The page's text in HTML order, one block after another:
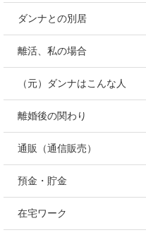
ダンナとの別居
離活、私の場合
（元）ダンナはこんな人
離婚後の関わり
通販（通信販売）
預金・貯金
在宅ワーク